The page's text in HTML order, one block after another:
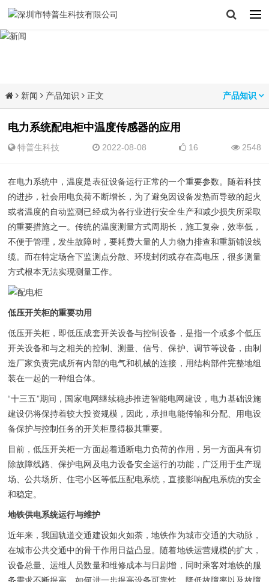
新闻 产品知识 正文 产品知识
电力系统配电柜中温度传感器的应用
特普生科技 2022-08-08 16 2548
在电力系统中，温度是表征设备运行正常的一个重要参数。随着科技
的进步，社会用电负荷不断增长，为了避免因设备发热而导致的起火
或者温度的自动监测已经成为各行业进行安全生产和减少损失所采取
的重要措施之一。传统的温度测量方式周期长，施工复杂，效率低，
不便于管理，发生故障时，要耗费大量的人力物力排查和重新铺设线
缆。而在特定场合下监测点分散、环境封闭或存在高电压，很多测量
方式根本无法实现测量工作。
低压开关柜的重要功用
低压开关柜，即低压成套开关设备与控制设备，是指一个或多个低压
开关设备和与之相关的控制、测量、信号、保护、调节等设备，由制
造厂家负责完成所有内部的电气和机械的连接，用结构部件完整地组
装在一起的一种组合体。
“十三五”期间，国家电网继续稳步推进智能电网建设，电力基础设施
建设仍将保持着较大投资规模，因此，承担电能传输和分配、用电设
备保护与控制任务的开关柜显得极其重要。
目前，低压开关柜一方面起着通断电力负荷的作用，另一方面具有切
除故障线路、保护电网及电力设备安全运行的功能，广泛用于生产现
场、公共场所、住宅小区等低压配电系统，直接影响配电系统的安全
和稳定。
地铁供电系统运行与维护
近年来，我国轨道交通建设如火如荼，地铁作为城市交通的大动脉，
在城市公共交通中的骨干作用日益凸显。随着地铁运营规模的扩大，
设备总量、运维人员数量和维修成本与日剧增，同时乘客对地铁的服